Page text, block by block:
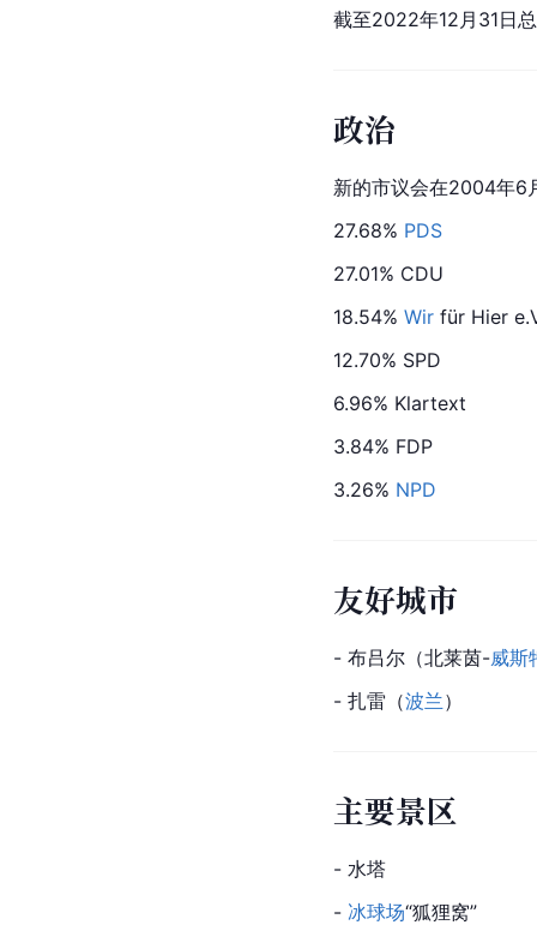
截至2022年12月31日
政治
新的市议会在2004年6
27.68% PDS
27.01% CDU
18.54% Wir für Hier
12.70% SPD
6.96% Klartext
3.84% FDP
3.26% NPD
友好城市
- 布吕尔（北莱茵-威斯
- 扎雷（波兰）
主要景区
- 水塔
- 冰球场“狐狸窝”